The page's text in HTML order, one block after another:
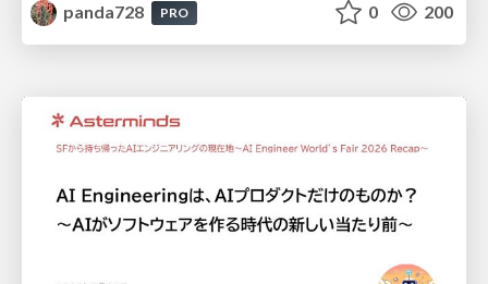
panda728
PRO 0 200